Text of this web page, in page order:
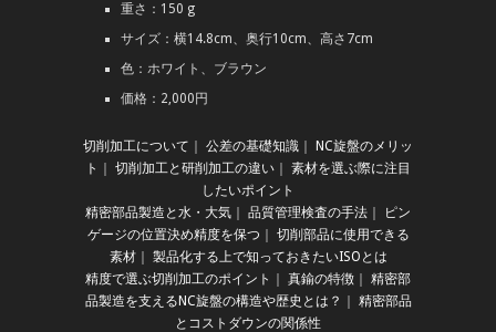
重さ：150 g
サイズ：横14.8cm、奥行10cm、高さ7cm
色：ホワイト、ブラウン
価格：2,000円
切削加工について 公差の基礎知識
NC旋盤のメリッ
ト
切削加工と研削加工の違い
素材を選ぶ際に注目
したいポイント
精密部品製造と水・大気
品質管理検査の手法
ピン
ゲージの位置決め精度を保つ
切削部品に使用できる
素材｜ 製品化する上で知っておきたいISOとは
精度で選ぶ切削加工のポイント
真鍮の特徴
精密部
品製造を支えるNC旋盤の構造や歴史とは？
精密部品
とコストダウンの関係性